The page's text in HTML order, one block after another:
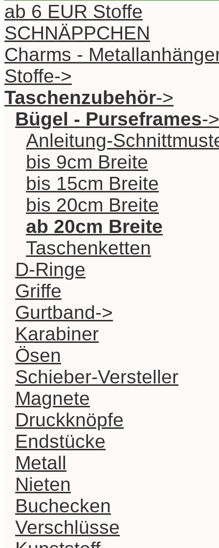
ab 6 EUR Stoffe
SCHNÄPPCHEN
Charms -
Stoffe->
Taschenzubehör->
Bügel - Purseframes->
Anleitung-
bis 9cm Breite
bis 15cm Breite
bis 20cm Breite
ab 20cm Breite
Taschenketten
D-Ringe
Griffe
Gurtband->
Karabiner
Ösen
Schieber-Versteller
Magnete
Druckknöpfe
Endstücke
Metall
Nieten
Buchecken
Verschlüsse